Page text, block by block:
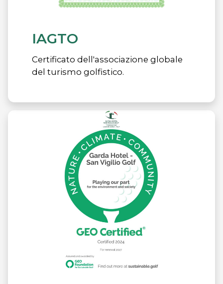
IAGTO
Certificato dell'associazione globale
del turismo golfistico.